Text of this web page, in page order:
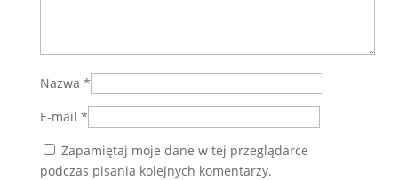
Nazwa *
E-mail *
Zapamiętaj moje dane w tej przeglądarce
podczas pisania kolejnych komentarzy.